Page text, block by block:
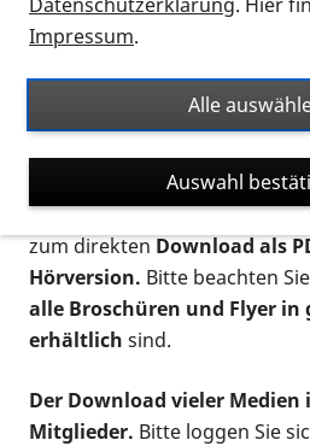
Auf dieser Seite finden Sie
Ort. Nutzen Sie den
nach Flyern und Broschüren,
suchen. Die meisten Flyer und
verschiedenen Formaten
postalischen Bestellung als
zum direktenDownload als
Hörversion. Bitte beachten
alle Broschüren und Flyer in
erhältlich sind.
Der Download vieler
Mitglieder. Bitte loggen Sie
Impressum.
Alle
Auswahl